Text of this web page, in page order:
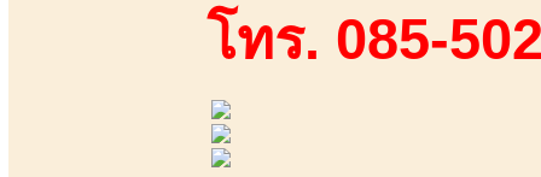
โทร. 085-